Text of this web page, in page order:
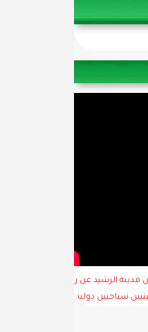
مدينة الرشيد عن رحلة
سياحيين دوليين